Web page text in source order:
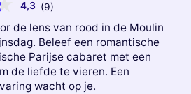
4,3 (9)
de lens van rood in de Moulin
Beleef een romantische
Parijse cabaret met een
de liefde te vieren. Een
wacht op je.